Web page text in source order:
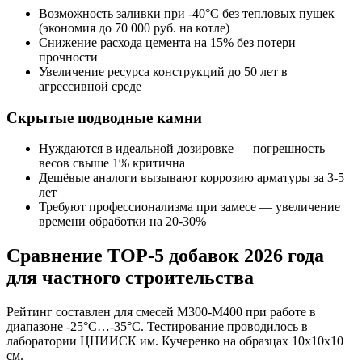
Возможность заливки при -40°C без тепловых пушек
(экономия до 70 000 руб. на котле)
Снижение расхода цемента на 15% без потери
прочности
Увеличение ресурса конструкций до 50 лет в
агрессивной среде
Скрытые подводные камни
Нуждаются в идеальной дозировке — погрешность
весов свыше 1% критична
Дешёвые аналоги вызывают коррозию арматуры за 3-5
лет
Требуют профессионализма при замесе — увеличение
времени обработки на 20-30%
Сравнение TOP-5 добавок 2026 года
для частного строительства
Рейтинг составлен для смесей М300-М400 при работе в
диапазоне -25°C…-35°C. Тестирование проводилось в
лаборатории ЦНИИСК им. Кучеренко на образцах 10х10х10
см.